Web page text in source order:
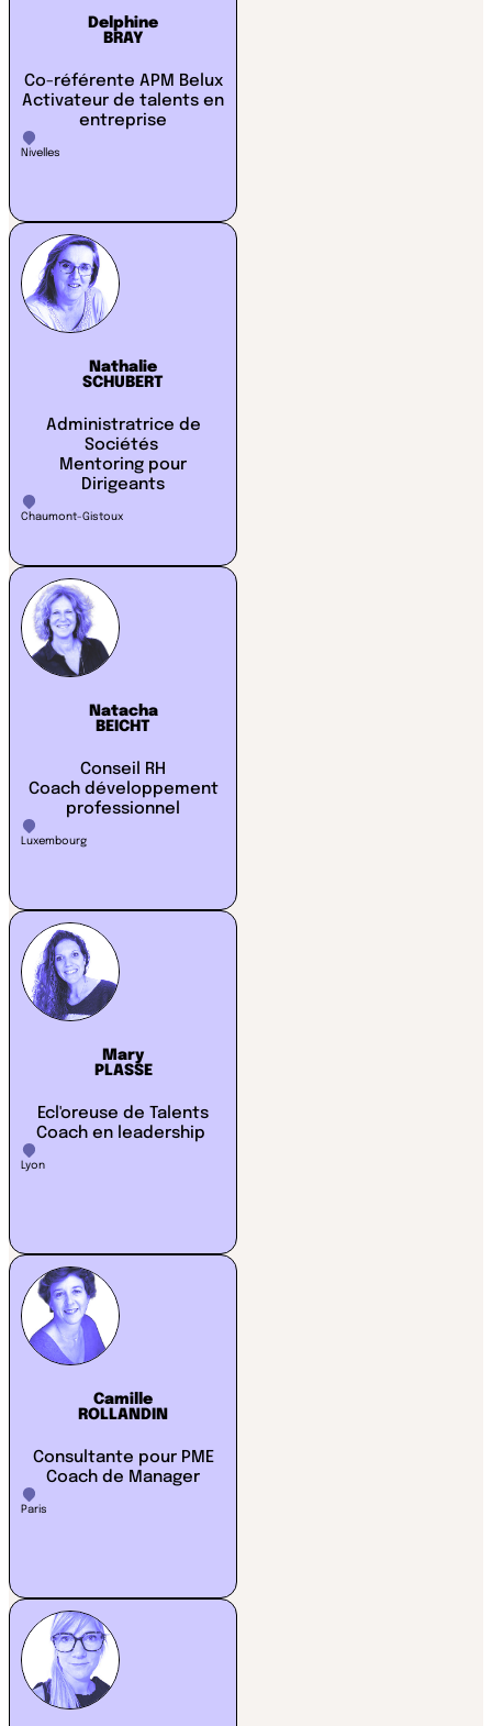
Delphine
BRAY
Co-référente APM Belux
Activateur de talents en
entreprise
Nivelles
Nathalie
SCHUBERT
Administratrice de
Sociétés
Mentoring pour
Dirigeants
Chaumont-Gistoux
Natacha
BEICHT
Conseil RH
Coach développement
professionnel
Luxembourg
Mary
PLASSE
Ecl'oreuse de Talents
Coach en leadership
Lyon
Camille
ROLLANDIN
Consultante pour PME
Coach de Manager
Paris